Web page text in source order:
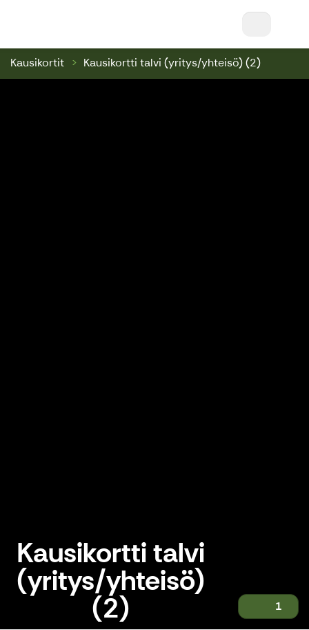
Kausikortit Kausikortti talvi (yritys/yhteisö) (2)
Kausikortti talvi
(yritys/yhteisö)
(2) 1
Kausikortti talvi (yritys/yhteisö) (2)